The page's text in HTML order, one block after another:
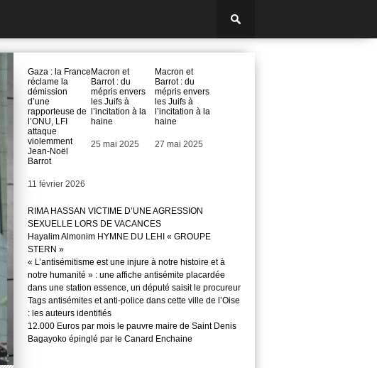
Gaza : la France
réclame la
démission
d’une
rapporteuse de
l’ONU, LFI
attaque
violemment
Jean-Noël
Barrot
Date
11 février 2026
Macron et
Barrot : du
mépris envers
les Juifs à
l’incitation à la
haine
Date
25 mai 2025
Macron et
Barrot : du
mépris envers
les Juifs à
l’incitation à la
haine
Date
27 mai 2025
RIMA HASSAN VICTIME D’UNE AGRESSION
SEXUELLE LORS DE VACANCES
Hayalim Almonim HYMNE DU LEHI « GROUPE
STERN »
« L’antisémitisme est une injure à notre histoire et à
notre humanité » : une affiche antisémite placardée
dans une station essence, un député saisit le procureur
Tags antisémites et anti-police dans cette ville de l’Oise
: les auteurs identifiés
12.000 Euros par mois le pauvre maire de Saint Denis
Bagayoko épinglé par le Canard Enchaine